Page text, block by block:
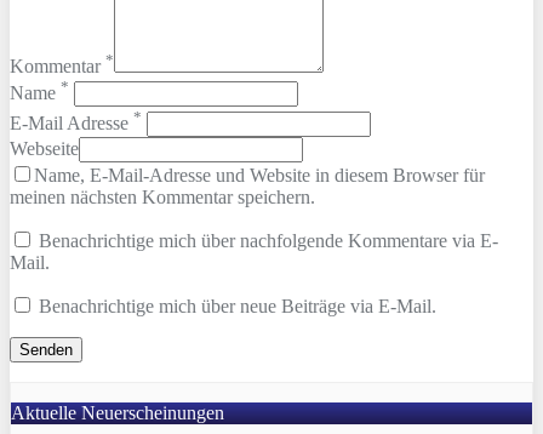
Kommentar *
Name *
E-Mail Adresse *
Webseite
Name, E-Mail-Adresse und Website in diesem Browser für
meinen nächsten Kommentar speichern.
Benachrichtige mich über nachfolgende Kommentare via E-
Mail.
Benachrichtige mich über neue Beiträge via E-Mail.
Aktuelle Neuerscheinungen